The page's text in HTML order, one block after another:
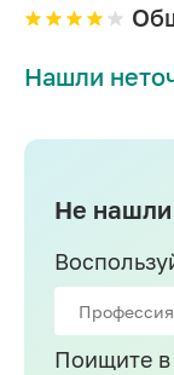
Нашли
Не
Поищите в